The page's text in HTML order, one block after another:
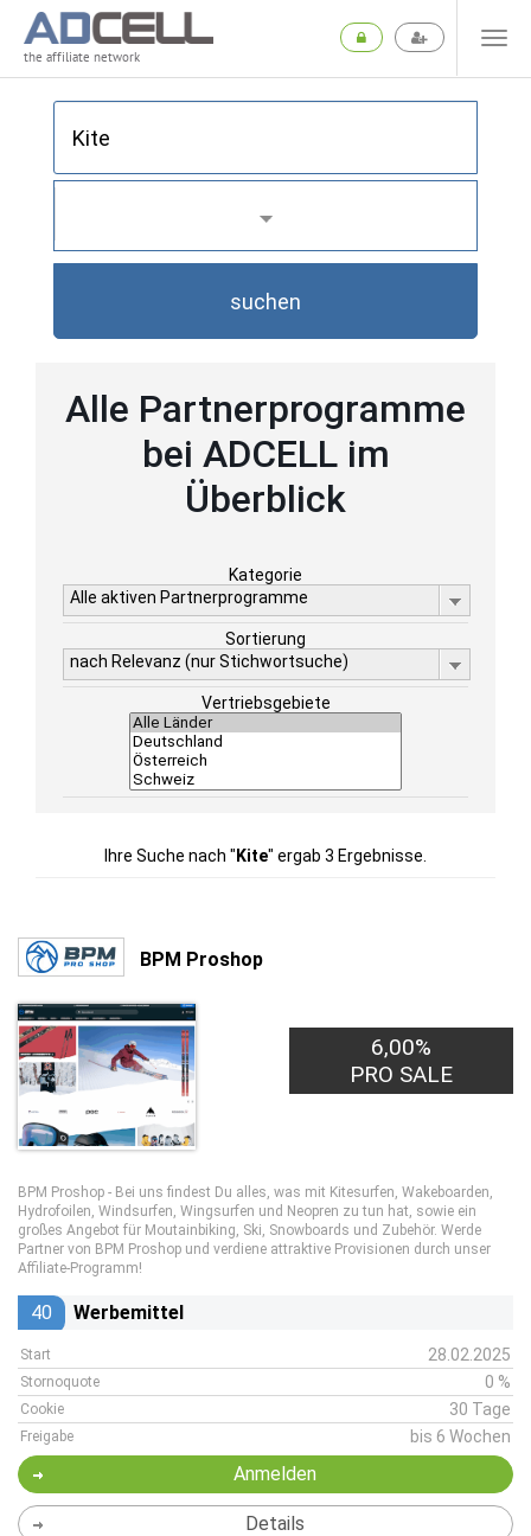
the affiliate network
suchen
Alle Partnerprogramme
bei ADCELL im
Überblick
Kategorie
Alle aktiven Partnerprogramme
Sortierung
nach Relevanz (nur Stichwortsuche)
Vertriebsgebiete
Ihre Suche nach " Kite" ergab 3 Ergebnisse.
BPM Proshop
6,00%
PRO SALE
BPM Proshop - Bei uns findest Du alles, was mit Kitesurfen, Wakeboarden,
Hydrofoilen, Windsurfen, Wingsurfen und Neopren zu tun hat, sowie ein
großes Angebot für Moutainbiking, Ski, Snowboards und Zubehör. Werde
Partner von BPM Proshop und verdiene attraktive Provisionen durch unser
Affiliate-Programm!
40 Werbemittel
Start 28.02.2025
Stornoquote 0 %
Cookie 30 Tage
Freigabe bis 6 Wochen
Anmelden
Details